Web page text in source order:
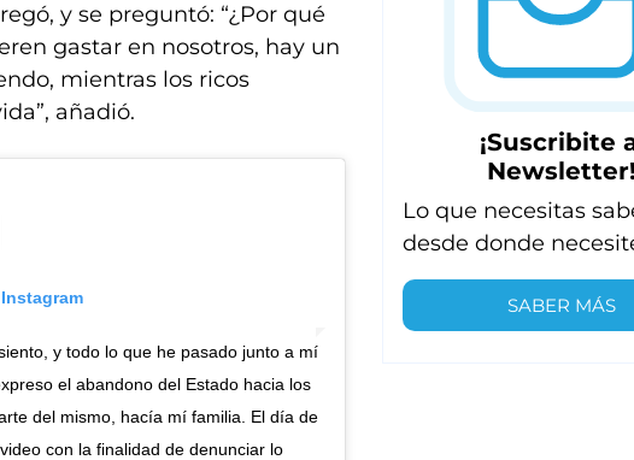
y se preguntó: “¿Por qué
gastar en nosotros, hay un
mientras los ricos
añadió.
y todo lo que he pasado junto a mí
el abandono del Estado hacia los
del mismo, hacía mí familia. El día de
con la finalidad de denunciar lo
¡Suscribite
Lo que necesitas
desde donde
SABER MÁS